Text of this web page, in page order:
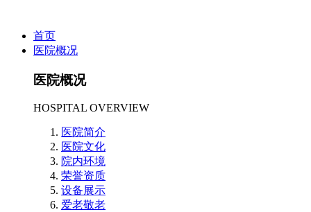
首页
医院概况
医院概况
HOSPITAL OVERVIEW
医院简介
医院文化
院内环境
荣誉资质
设备展示
爱老敬老